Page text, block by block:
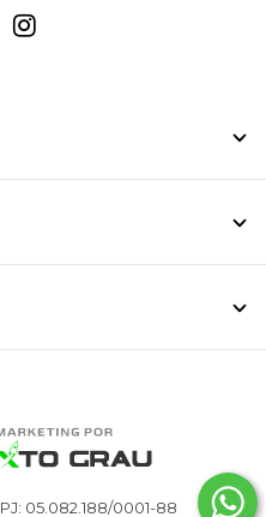
05.082.188/0001-88